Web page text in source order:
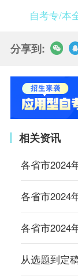
自考专/本
分享到:
相关资讯
各省市2024
各省市2024
从选题到定